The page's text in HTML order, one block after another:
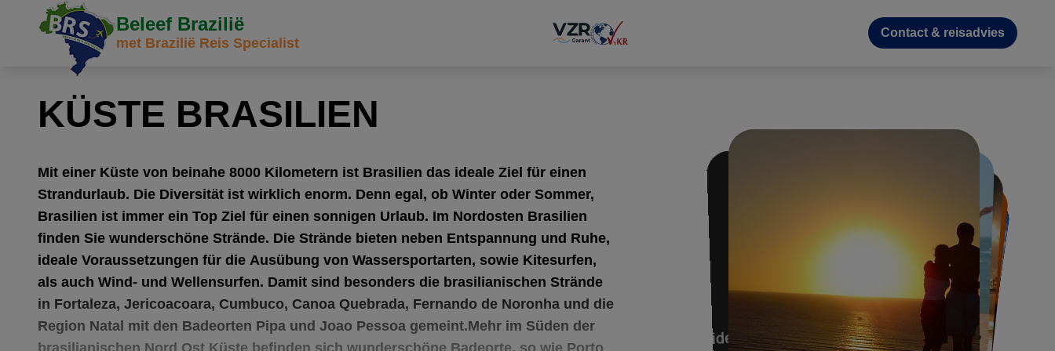
Beleef Brazilië
met Brazilië Reis Specialist
Contact & reisadvies
KÜSTE BRASILIEN
Mit einer Küste von beinahe 8000 Kilometern ist Brasilien das ideale Ziel für einen
Strandurlaub. Die Diversität ist wirklich enorm. Denn egal, ob Winter oder Sommer,
Brasilien ist immer ein Top Ziel für einen sonnigen Urlaub. Im Nordosten Brasilien
finden Sie wunderschöne Strände. Die Strände bieten neben Entspannung und Ruhe,
ideale Voraussetzungen für die Ausübung von Wassersportarten, sowie Kitesurfen,
als auch Wind- und Wellensurfen. Damit sind besonders die brasilianischen Strände
in Fortaleza, Jericoacoara, Cumbuco, Canoa Quebrada, Fernando de Noronha und die
Region Natal mit den Badeorten Pipa und Joao Pessoa gemeint.Mehr im Süden der
brasilianischen Nord Ost Küste befinden sich wunderschöne Badeorte, so wie Porto